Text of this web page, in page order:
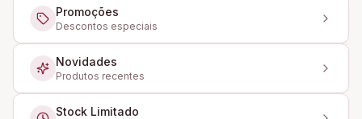
Promoções
Descontos especiais
Novidades
Produtos recentes
Stock Limitado